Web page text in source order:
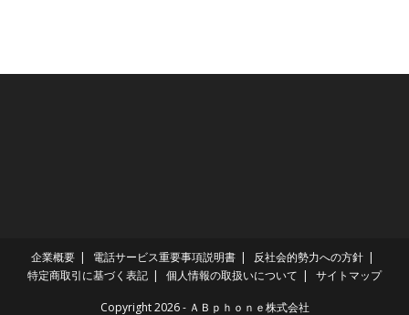
企業概要 電話サービス重要事項説明書
反社会的勢力への方針
特定商取引に基づく表記
個人情報の取扱いについて サイトマップ
Copyright 2026 - ＡＢｐｈｏｎｅ株式会社